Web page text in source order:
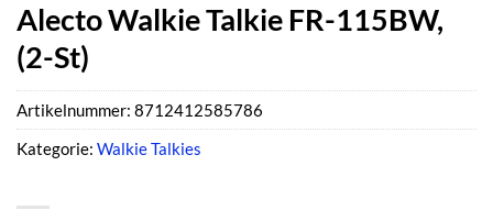
Alecto Walkie Talkie FR-115BW,
(2-St)
Artikelnummer: 8712412585786
Kategorie: Walkie Talkies